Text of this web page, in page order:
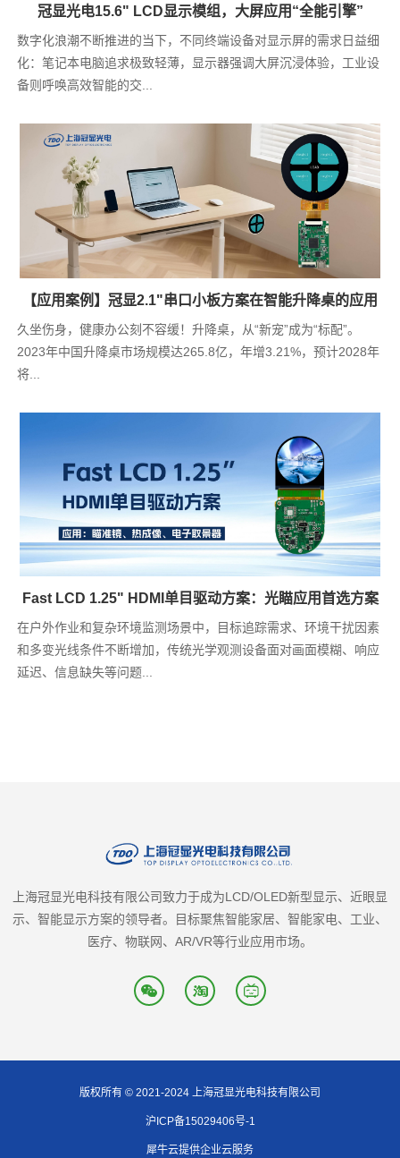
冠显光电15.6" LCD显示模组，大屏应用“全能引擎”
数字化浪潮不断推进的当下，不同终端设备对显示屏的需求日益细
化：笔记本电脑追求极致轻薄，显示器强调大屏沉浸体验，工业设
备则呼唤高效智能的交...
【应用案例】冠显2.1"串口小板方案在智能升降桌的应用
久坐伤身，健康办公刻不容缓！升降桌，从“新宠”成为“标配”。
2023年中国升降桌市场规模达265.8亿，年增3.21%，预计2028年
将...
Fast LCD 1.25" HDMI单目驱动方案：光瞄应用首选方案
在户外作业和复杂环境监测场景中，目标追踪需求、环境干扰因素
和多变光线条件不断增加，传统光学观测设备面对画面模糊、响应
延迟、信息缺失等问题...
上海冠显光电科技有限公司致力于成为LCD/OLED新型显示、近眼显
示、智能显示方案的领导者。目标聚焦智能家居、智能家电、工业、
医疗、物联网、AR/VR等行业应用市场。
版权所有 © 2021-2024 上海冠显光电科技有限公司
沪ICP备15029406号-1
犀牛云提供企业云服务